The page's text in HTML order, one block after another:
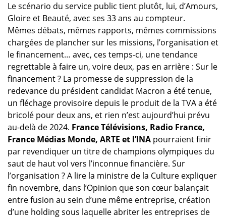
Le scénario du service public tient plutôt, lui, d’Amours,
Gloire et Beauté, avec ses 33 ans au compteur.
Mêmes débats, mêmes rapports, mêmes commissions
chargées de plancher sur les missions, l’organisation et
le financement… avec, ces temps-ci, une tendance
regrettable à faire un, voire deux, pas en arrière : Sur le
financement ? La promesse de suppression de la
redevance du président candidat Macron a été tenue,
un fléchage provisoire depuis le produit de la TVA a été
bricolé pour deux ans, et rien n’est aujourd’hui prévu
au-delà de 2024. France Télévisions, Radio France,
France Médias Monde, ARTE et l’INApourraient finir
par revendiquer un titre de champions olympiques du
saut de haut vol vers l’inconnue financière. Sur
l’organisation ? A lire la ministre de la Culture expliquer
fin novembre, dans l’Opinion que son cœur balançait
entre fusion au sein d’une même entreprise, création
d’une holding sous laquelle abriter les entreprises de